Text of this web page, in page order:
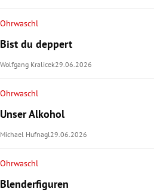
Ohrwaschl
Bist du deppert
Wolfgang Kralicek29.06.2026
Ohrwaschl
Unser Alkohol
Michael Hufnagl29.06.2026
Ohrwaschl
Blenderfiguren